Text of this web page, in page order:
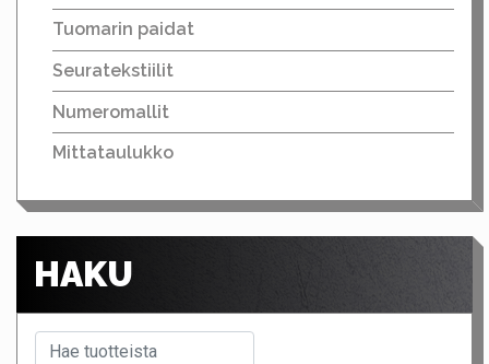
Tuomarin paidat
Seuratekstiilit
Numeromallit
Mittataulukko
HAKU